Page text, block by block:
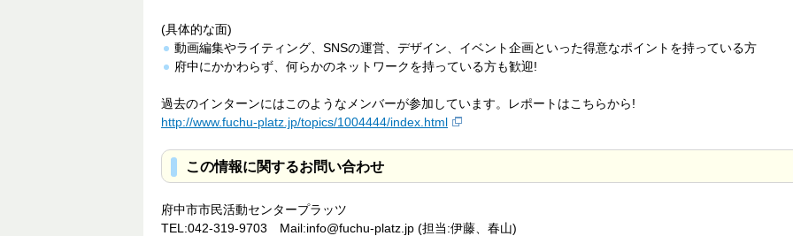
(具体的な面)
動画編集やライティング、SNSの運営、デザイン、イベント企画といった得意なポイントを持っている方
府中にかかわらず、何らかのネットワークを持っている方も歓迎!
過去のインターンにはこのようなメンバーが参加しています。レポートはこちらから!
http://www.fuchu-platz.jp/topics/1004444/index.html
この情報に関するお問い合わせ
府中市市民活動センタープラッツ
TEL:042-319-9703 Mail:info@fuchu-platz.jp (担当:伊藤、春山)